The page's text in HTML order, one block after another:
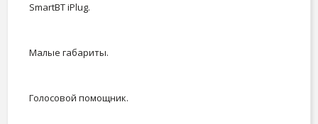
SmartBT iPlug.
Малые габариты.
Голосовой помощник.